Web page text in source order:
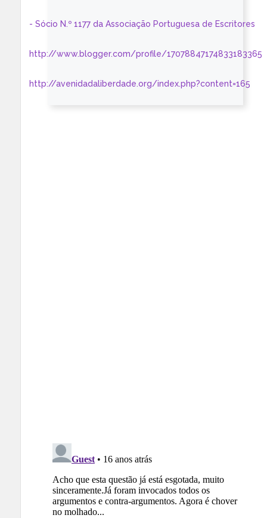
- Sócio N.º 1177 da Associação Portuguesa de Escritores
http://www.blogger.com/profile/17078847174833183365
http://avenidadaliberdade.org/index.php?content=165